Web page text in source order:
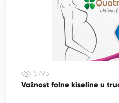
5793
Važnost folne kiseline u